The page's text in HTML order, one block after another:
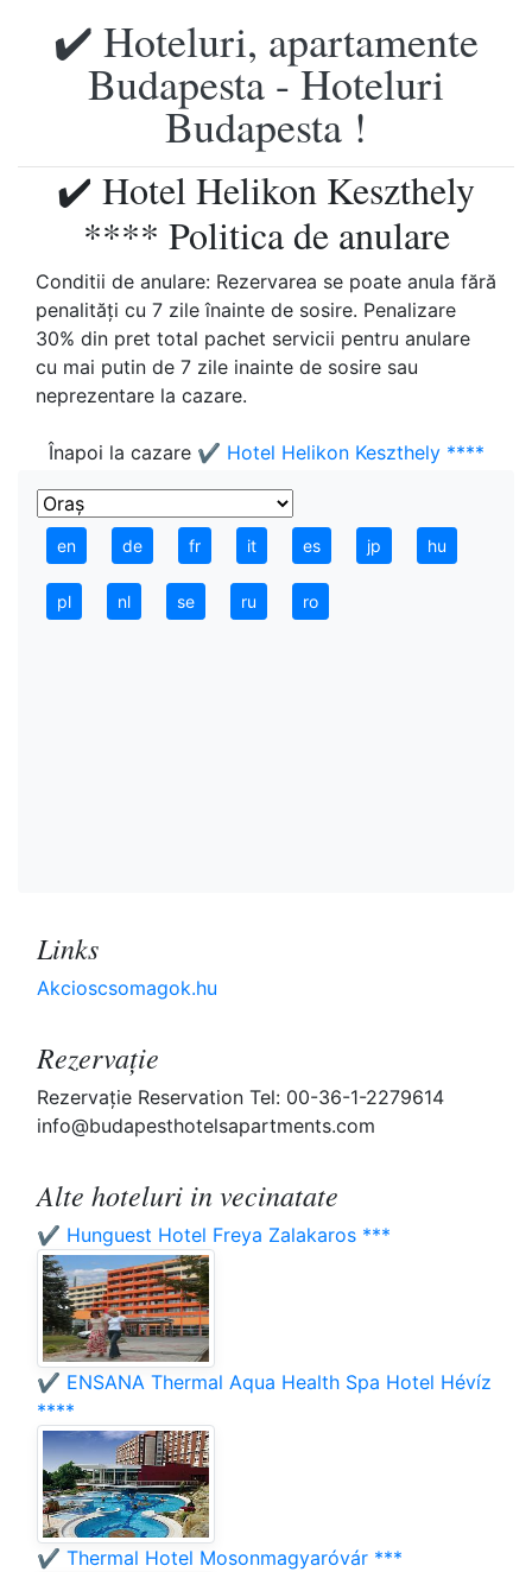
✔️ Hoteluri, apartamente
Budapesta - Hoteluri
Budapesta !
✔️ Hotel Helikon Keszthely
**** Politica de anulare
Conditii de anulare: Rezervarea se poate anula fără
penalităţi cu 7 zile înainte de sosire. Penalizare
30% din pret total pachet servicii pentru anulare
cu mai putin de 7 zile inainte de sosire sau
neprezentare la cazare.
Înapoi la cazare ✔️ Hotel Helikon Keszthely ****
en de fr it es jp hu
pl nl se ru ro
Links
Akcioscsomagok.hu
Rezervaţie
Rezervaţie Reservation Tel: 00-36-1-2279614
info@budapesthotelsapartments.com
Alte hoteluri in vecinatate
✔️ Hunguest Hotel Freya Zalakaros ***
✔️ ENSANA Thermal Aqua Health Spa Hotel Hévíz
****
✔️ Thermal Hotel Mosonmagyaróvár ***